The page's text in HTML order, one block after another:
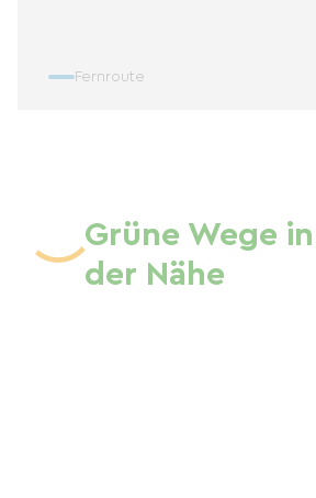
Fernroute
Grüne Wege in
der Nähe